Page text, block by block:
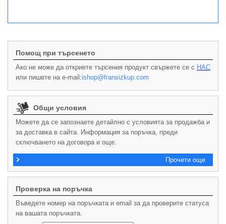
Помощ при търсенето
Ако не може да откриете търсения продукт свържете се с НАС
или пишете на e-mail:ishop@fransizkup.com
Общи условия
Можете да се запознаете детайлно с условията за продажба и
за доставка в сайта. Информация за поръчка, преди
сключването на договора и още.
Прочети още
Проверка на поръчка
Въведете номер на поръчката и email за да проверите статуса
на вашата поръчката.